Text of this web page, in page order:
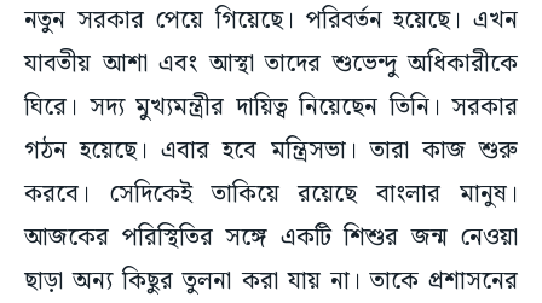
নতুন সরকার পেয়ে গিয়েছে। পরিবর্তন হয়েছে। এখন
যাবতীয় আশা এবং আস্থা তাদের শুভেন্দু অধিকারীকে
ঘিরে। সদ্য মুখ্যমন্ত্রীর দায়িত্ব নিয়েছেন তিনি। সরকার
গঠন হয়েছে। এবার হবে মন্ত্রিসভা। তারা কাজ শুরু
করবে। সেদিকেই তাকিয়ে রয়েছে বাংলার মানুষ।
আজকের পরিস্থিতির সঙ্গে একটি শিশুর জন্ম নেওয়া
ছাড়া অন্য কিছুর তুলনা করা যায় না। তাকে প্রশাসনের